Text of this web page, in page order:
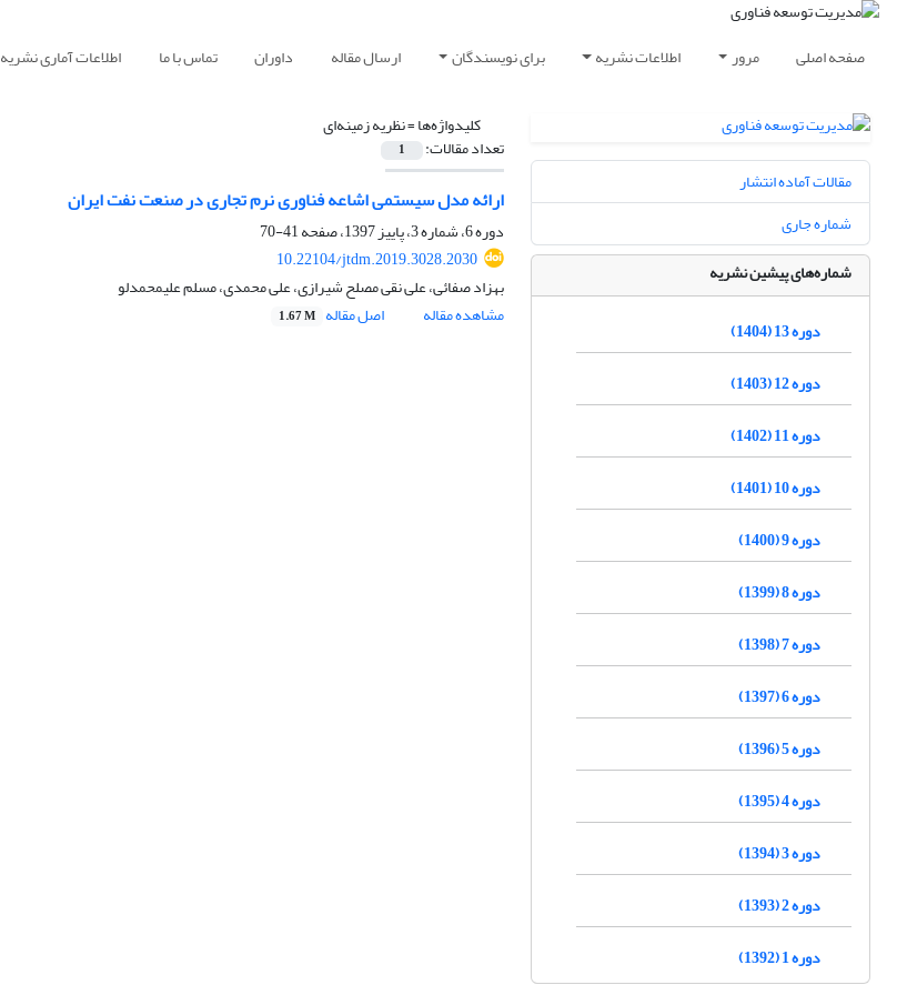
صفحه اصلی مرور اطلاعات نشریه برای نویسندگان ارسال مقاله داوران تماس با ما اطلاعات آماری نشریه
کلیدواژه‌ها =نظریه زمینه‌ای
تعداد مقالات: 1
ارائه مدل سیستمی اشاعه فناوری نرم تجاری در صنعت نفت ایران
دوره 6، شماره 3، پاییز 1397، صفحه
41-70
10.22104/jtdm.2019.3028.2030
بهزاد صفائی، علی نقی مصلح شیرازی، علی محمدی، مسلم علیمحمدلو
مشاهده مقاله
اصل مقاله 1.67 M
مقالات آماده انتشار
شماره جاری
شماره‌های پیشین نشریه
دوره 13 (1404)
دوره 12 (1403)
دوره 11 (1402)
دوره 10 (1401)
دوره 9 (1400)
دوره 8 (1399)
دوره 7 (1398)
دوره 6 (1397)
دوره 5 (1396)
دوره 4 (1395)
دوره 3 (1394)
دوره 2 (1393)
دوره 1 (1392)